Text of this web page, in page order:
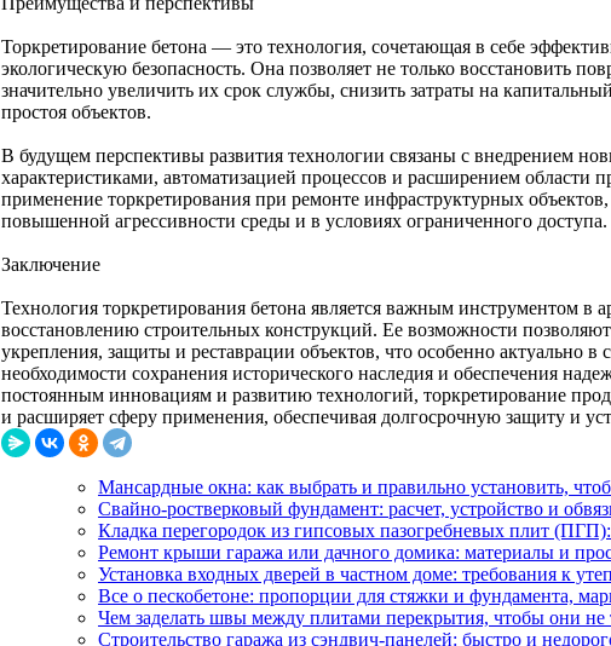
Торкретирование бетона — это технология, сочетающая в себе
экологическую безопасность. Она позволяет не только восстановить
значительно увеличить их срок службы, снизить затраты на
простоя объектов.
В будущем перспективы развития технологии связаны с внедрением
характеристиками, автоматизацией процессов и расширением области
применение торкретирования при ремонте инфраструктурных
повышенной агрессивности среды и в условиях ограниченного доступа.
Заключение
Технология торкретирования бетона является важным инструментом в
восстановлению строительных конструкций. Ее возможности
укрепления, защиты и реставрации объектов, что особенно актуально в
необходимости сохранения исторического наследия и обеспечения
постоянным инновациям и развитию технологий, торкретирование
и расширяет сферу применения, обеспечивая долгосрочную защиту и
Мансардные окна: как выбрать и правильно установить,
Свайно-ростверковый фундамент: расчет, устройство и
Кладка перегородок из гипсовых пазогребневых плит
Ремонт крыши гаража или дачного домика: материалы и
Установка входных дверей в частном доме: требования к
Все о пескобетоне: пропорции для стяжки и фундамента,
Чем заделать швы между плитами перекрытия, чтобы они не
Строительство гаража из сэндвич-панелей: быстро и